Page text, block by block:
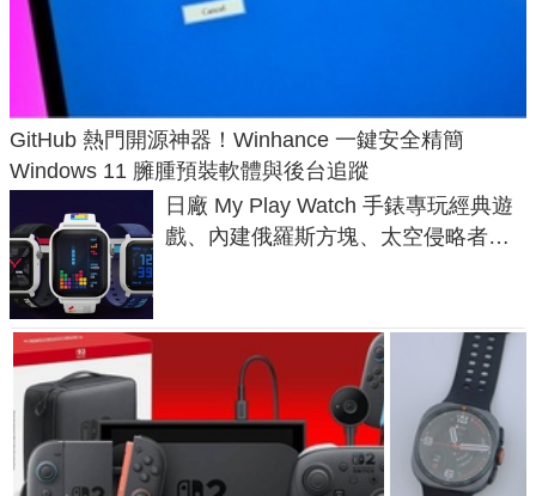
GitHub 熱門開源神器！Winhance 一鍵安全精簡
Windows 11 臃腫預裝軟體與後台追蹤
日廠 My Play Watch 手錶專玩經典遊
戲、內建俄羅斯方塊、太空侵略者，